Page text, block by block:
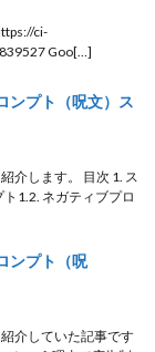
ci-
Goo[…]
ンプト（呪文）ス
介します。 目次 1. ス
1.2. ネガティブプロ
ンプト（呪
介していた記事です